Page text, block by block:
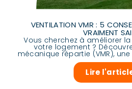
VENTILATION VMR : 5
VRAIMENT
Vous cherchez à améliorer
votre logement ?
mécanique répartie (VMR),
Lire